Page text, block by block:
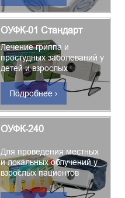
ОУФК-01 Стандарт
Лечение гриппа и
простудных заболеваний у
детей и взрослых
Подробнее ›
ОУФК-240
Для проведения местных
и локальных облучений у
взрослых пациентов